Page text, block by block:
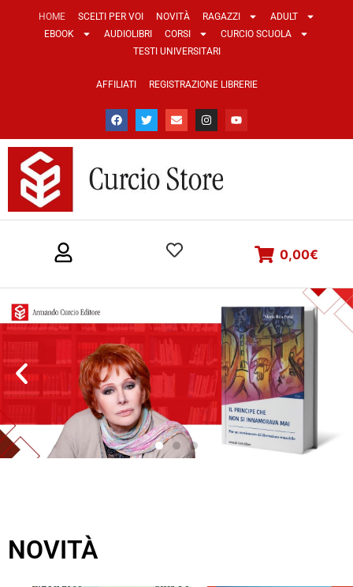
HOME SCELTI PER VOI NOVITÀ RAGAZZI
ADULT
EBOOK
AUDIOLIBRI CORSI
CURCIO SCUOLA
TESTI UNIVERSITARI
AFFILIATI REGISTRAZIONE LIBRERIE
0,00€
NOVITÀ